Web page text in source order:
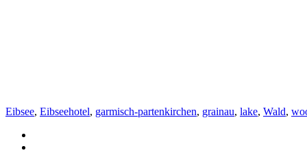
Eibsee, Eibseehotel, garmisch-partenkirchen, grainau, lake, Wald,